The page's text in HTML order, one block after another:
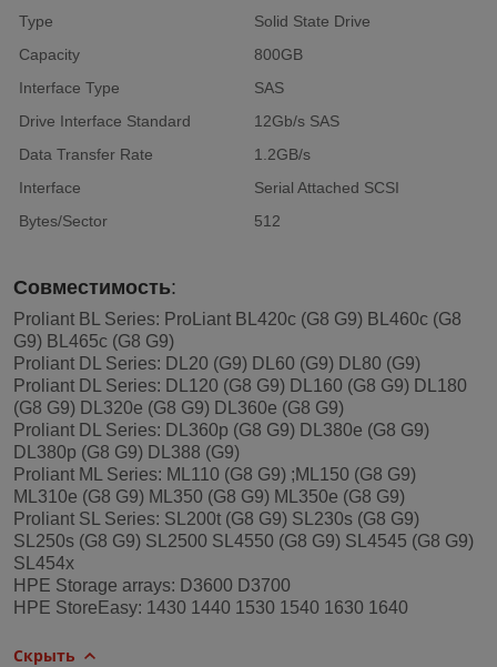
Type
Solid State Drive
Capacity
800GB
Interface Type
SAS
Drive Interface Standard
12Gb/s SAS
Data Transfer Rate
1.2GB/s
Interface
Serial Attached SCSI
Bytes/Sector
512
Совместимость:
Proliant BL Series: ProLiant BL420c (G8 G9) BL460c (G8
G9) BL465c (G8 G9)
Proliant DL Series: DL20 (G9) DL60 (G9) DL80 (G9)
Proliant DL Series: DL120 (G8 G9) DL160 (G8 G9) DL180
(G8 G9) DL320e (G8 G9) DL360e (G8 G9)
Proliant DL Series: DL360p (G8 G9) DL380e (G8 G9)
DL380p (G8 G9) DL388 (G9)
Proliant ML Series: ML110 (G8 G9) ;ML150 (G8 G9)
ML310e (G8 G9) ML350 (G8 G9) ML350e (G8 G9)
Proliant SL Series: SL200t (G8 G9) SL230s (G8 G9)
SL250s (G8 G9) SL2500 SL4550 (G8 G9) SL4545 (G8 G9)
SL454x
HPE Storage arrays: D3600 D3700
HPE StoreEasy: 1430 1440 1530 1540 1630 1640
Скрыть